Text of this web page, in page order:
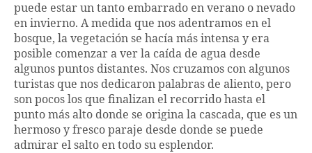
puede estar un tanto embarrado en verano o nevado
en invierno. A medida que nos adentramos en el
bosque, la vegetación se hacía más intensa y era
posible comenzar a ver la caída de agua desde
algunos puntos distantes. Nos cruzamos con algunos
turistas que nos dedicaron palabras de aliento, pero
son pocos los que finalizan el recorrido hasta el
punto más alto donde se origina la cascada, que es un
hermoso y fresco paraje desde donde se puede
admirar el salto en todo su esplendor.